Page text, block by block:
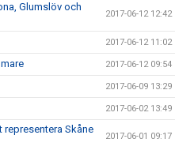
Glumslöv och
2017-06-12 12:42
2017-06-12 11:02
2017-06-12 09:54
2017-06-09 13:29
2017-06-02 13:49
representera Skåne
2017-06-01 09:17